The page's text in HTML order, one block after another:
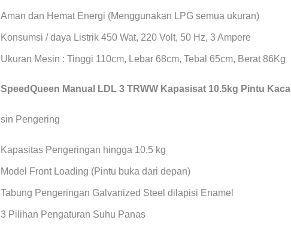
Aman dan Hemat Energi (Menggunakan LPG semua ukuran)
Konsumsi / daya Listrik 450 Wat, 220 Volt, 50 Hz, 3 Ampere
Ukuran Mesin : Tinggi 110cm, Lebar 68cm, Tebal 65cm, Berat 86Kg
SpeedQueen Manual LDL 3 TRWW Kapasisat 10.5kg Pintu Kaca
Kapasitas Pengeringan hingga 10,5 kg
Model Front Loading (Pintu buka dari depan)
Tabung Pengeringan Galvanized Steel dilapisi Enamel
3 Pilihan Pengaturan Suhu Panas